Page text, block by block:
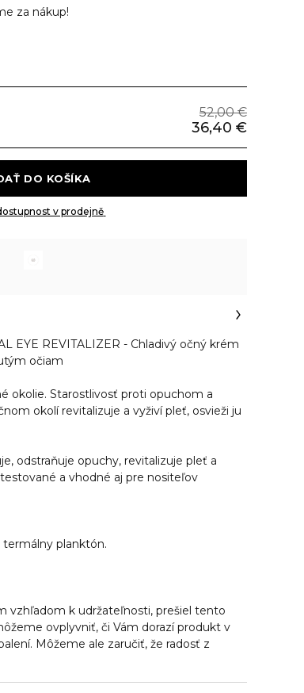
za nákup!
52,00 €
36,40 €
Ověřit dostupnost v prodejně
EYE REVITALIZER - Chladivý očný krém
očiam
okolie. Starostlivosť proti opuchom a
okolí revitalizuje a vyživí pleť, osvieži ju
odstraňuje opuchy, revitalizuje pleť a
a vhodné aj pre nositeľov
termálny planktón.
vzhľadom k udržateľnosti, prešiel tento
ovplyvniť, či Vám dorazí produkt v
Môžeme ale zaručiť, že radosť z